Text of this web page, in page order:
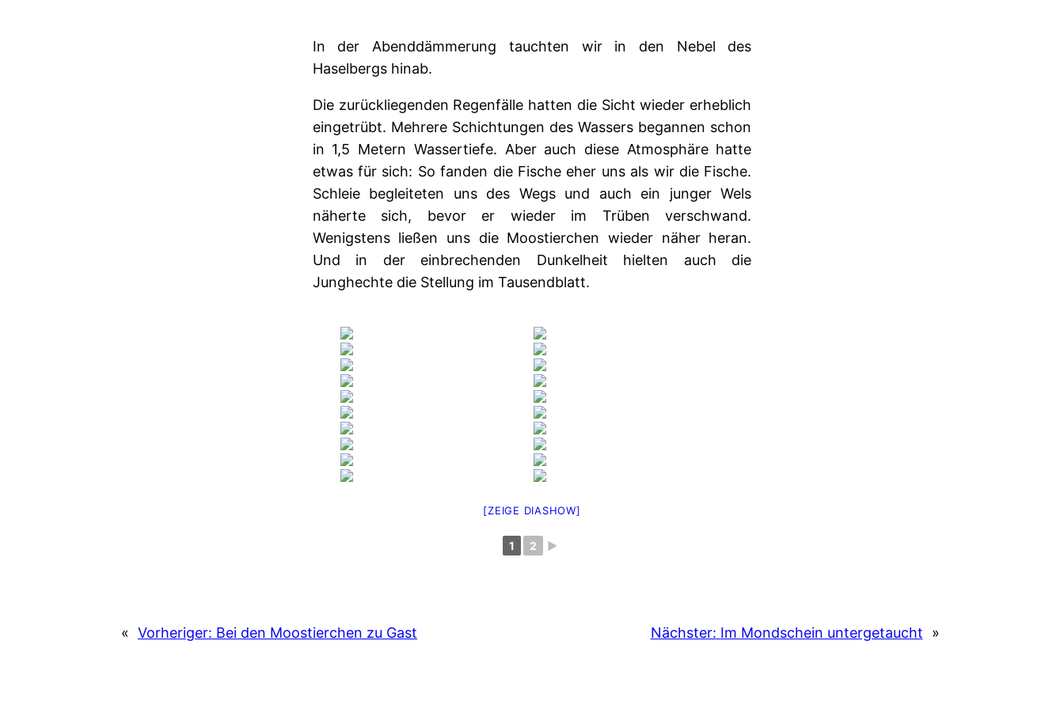
In der Abenddämmerung tauchten wir in den Nebel des
Haselbergs hinab.
Die zurückliegenden Regenfälle hatten die Sicht wieder erheblich
eingetrübt. Mehrere Schichtungen des Wassers begannen schon
in 1,5 Metern Wassertiefe. Aber auch diese Atmosphäre hatte
etwas für sich: So fanden die Fische eher uns als wir die Fische.
Schleie begleiteten uns des Wegs und auch ein junger Wels
näherte sich, bevor er wieder im Trüben verschwand.
Wenigstens ließen uns die Moostierchen wieder näher heran.
Und in der einbrechenden Dunkelheit hielten auch die
Junghechte die Stellung im Tausendblatt.
[ZEIGE DIASHOW]
1 2 ►
« Vorheriger: Bei den Moostierchen zu Gast Nächster: Im Mondschein untergetaucht »